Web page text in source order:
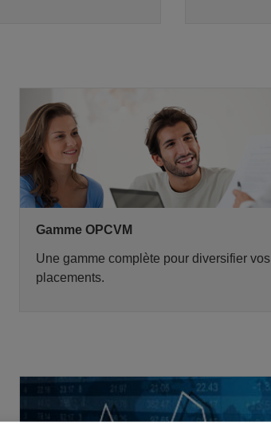
Gamme OPCVM
Une gamme complète pour diversifier vos
placements.